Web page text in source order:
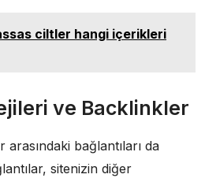
ciltler hangi içerikleri
ve Backlinkler
bağlantıları da
sitenizin diğer